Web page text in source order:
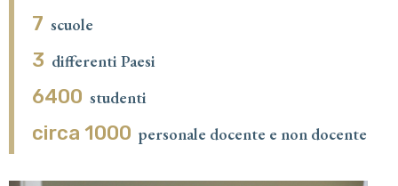
7 scuole
3 differenti Paesi
6400 studenti
circa 1000 personale docente e non docente